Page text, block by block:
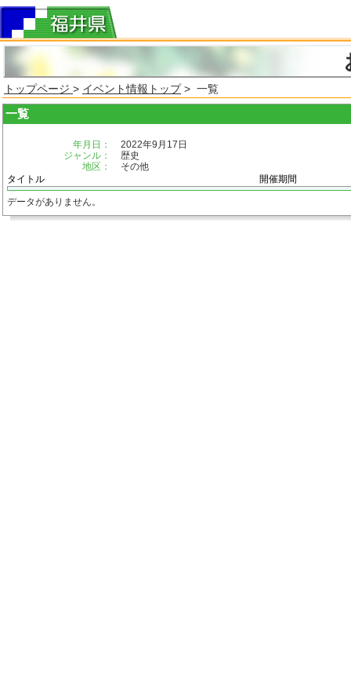
トップページ > イベント情報トップ> 一覧
一覧
年月日：
2022年9月17日
ジャンル：
歴史
地区：
その他
タイトル
開催期間
データがありません。